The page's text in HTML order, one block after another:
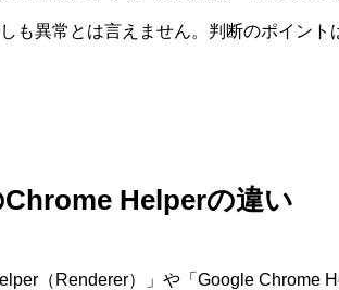
も異常とは言えません。判断のポイント
Helperの違い
（Renderer）」や「Google Chrome